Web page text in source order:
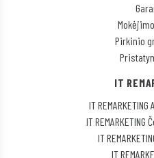
Pirkinio
IT
IT
IT
IT
IT